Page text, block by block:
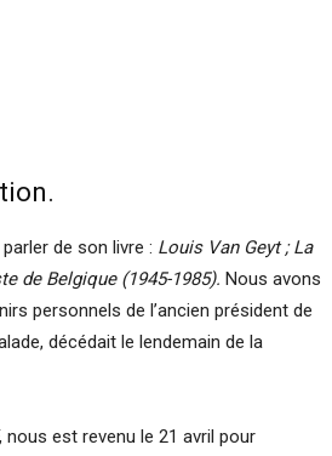
de son livre : Louis Van Geyt ; La
de Belgique (1945-1985). Nous avons
personnels de l’ancien président de
décédait le lendemain de la
nous est revenu le 21 avril pour